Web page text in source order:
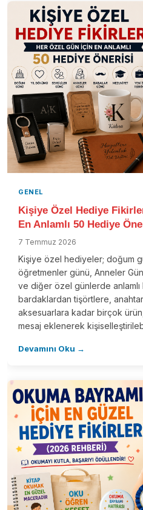
GENEL
Kişiye Özel Hediye
En Anlamlı 50 Hediye
7 Temmuz 2026
Kişiye özel hediyeler; doğum
öğretmenler günü, Anneler
ve diğer özel günlerde
bardaklardan tişörtlere,
aksesuarlara kadar birçok
mesaj eklenerek
Devamını Oku →